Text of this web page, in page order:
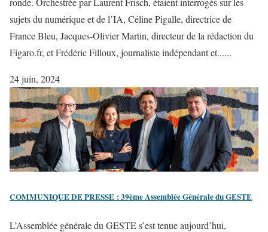
sujets du numérique et de l’IA, Céline Pigalle, directrice de
France Bleu, Jacques-Olivier Martin, directeur de la rédaction du
Figaro.fr, et Frédéric Filloux, journaliste indépendant et......
24 juin, 2024
COMMUNIQUE DE PRESSE : 39ème Assemblée Générale du GESTE
L’Assemblée générale du GESTE s’est tenue aujourd’hui,